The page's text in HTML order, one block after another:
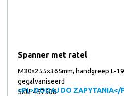
Spanner met ratel
M30x255x365mm, handgreep L-
gegalvaniseerd
<PL>DODAJ DO ZAPYTANIA</
SKU: 457508